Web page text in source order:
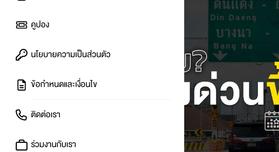
คูปอง
นโยบายความเป็นส่วนตัว
ข้อกำหนดและเงื่อนไข
ติดต่อเรา
ร่วมงานกับเรา